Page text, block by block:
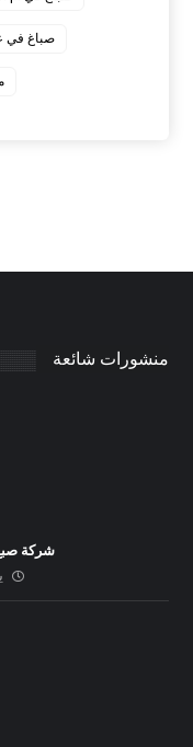
صباغ في
منشورات شائعة
شركة صبغ في